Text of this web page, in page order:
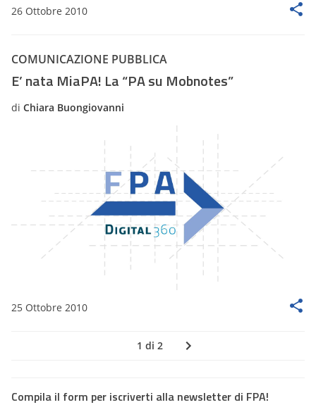
26 Ottobre 2010
COMUNICAZIONE PUBBLICA
E’ nata MiaPA! La “PA su Mobnotes”
di Chiara Buongiovanni
25 Ottobre 2010
1 di 2
Compila il form per iscriverti alla newsletter di FPA!